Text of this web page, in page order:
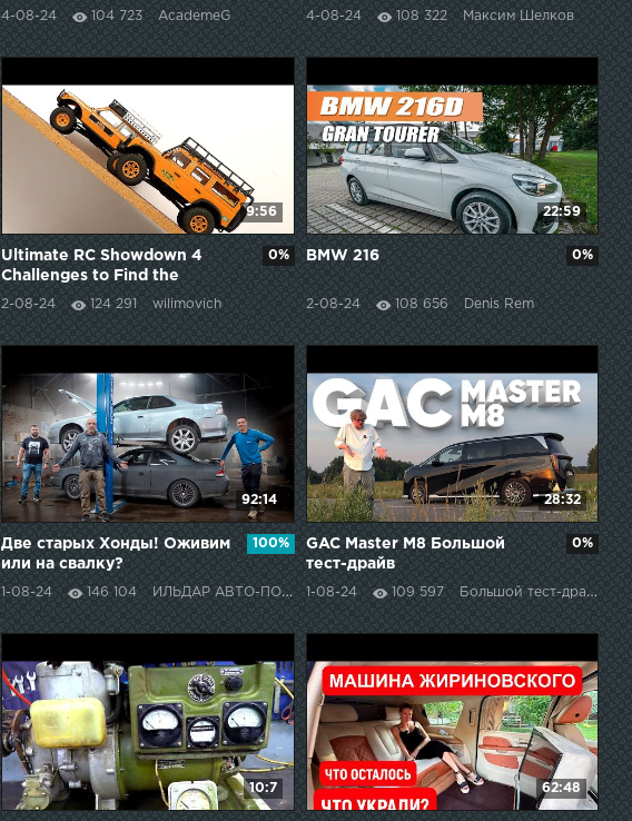
4-08-24 104 723 AcademeG 4-08-24 108 322 Максим Шелков
9:56
Ultimate RC Showdown 4
Challenges to Find the
Champion!
2-08-24 124 291 wilimovich
0%
22:59
BMW 216
2-08-24 108 656 Denis Rem
0%
92:14
Две старых Хонды! Оживим
или на свалку?
1-08-24 146 104 ИЛЬДАР АВТО-ПОДБОР
100%
28:32
GAC Master M8 Большой
тест-драйв
1-08-24 109 597 Большой тест-драйв
0%
10:7 62:48